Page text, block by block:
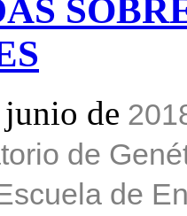
junio de
de
de